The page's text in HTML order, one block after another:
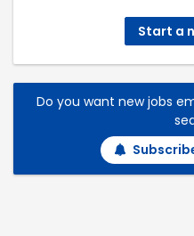
Start a
Do you want new jobs